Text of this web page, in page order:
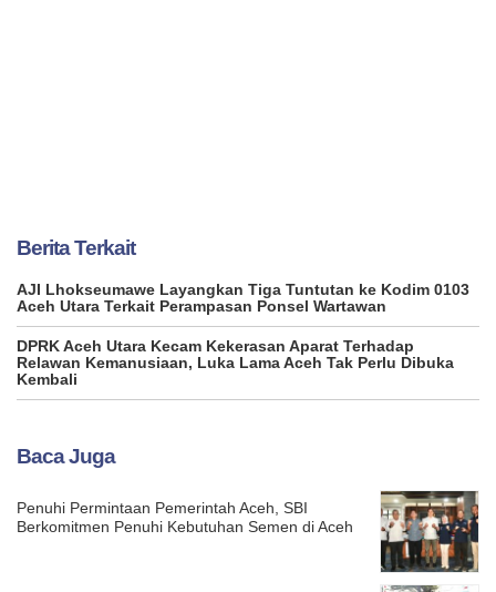
Berita Terkait
AJI Lhokseumawe Layangkan Tiga Tuntutan ke Kodim 0103
Aceh Utara Terkait Perampasan Ponsel Wartawan
DPRK Aceh Utara Kecam Kekerasan Aparat Terhadap
Relawan Kemanusiaan, Luka Lama Aceh Tak Perlu Dibuka
Kembali
Baca Juga
Penuhi Permintaan Pemerintah Aceh, SBI
Berkomitmen Penuhi Kebutuhan Semen di Aceh